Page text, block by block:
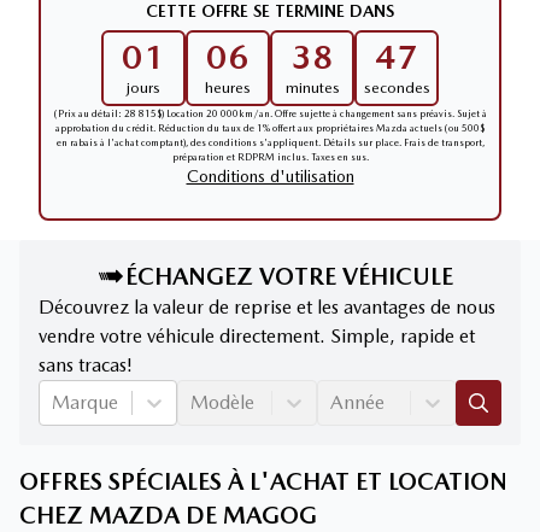
CETTE OFFRE SE TERMINE DANS
01
jours
06
heures
38
minutes
46
secondes
(Prix au détail: 28 815$) Location 20 000km/an. Offre sujette à changement sans préavis. Sujet à
approbation du crédit. Réduction du taux de 1% offert aux propriétaires Mazda actuels (ou 500$
en rabais à l'achat comptant), des conditions s'appliquent. Détails sur place. Frais de transport,
préparation et RDPRM inclus. Taxes en sus.
Conditions d'utilisation
ÉCHANGEZ VOTRE VÉHICULE
Découvrez la valeur de reprise et les avantages de nous
vendre votre véhicule directement. Simple, rapide et
sans tracas!
Marque
Modèle Année
OFFRES SPÉCIALES À L'ACHAT ET LOCATION
CHEZ MAZDA DE MAGOG